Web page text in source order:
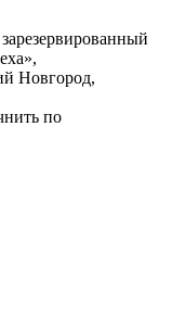
Новгород,
по